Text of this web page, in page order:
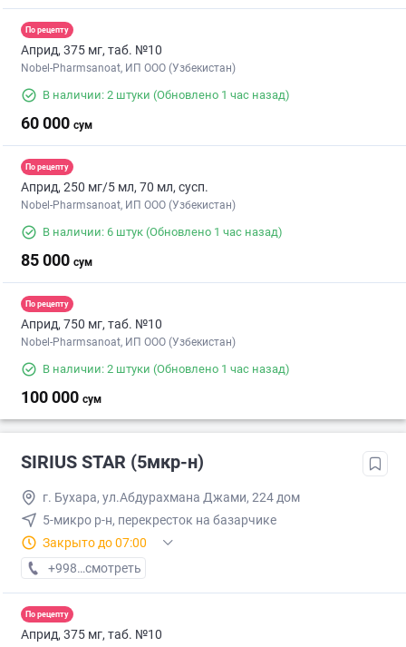
По рецепту
Априд, 375 мг, таб. №10
Nobel-Pharmsanoat, ИП ООО (Узбекистан)
В наличии: 2 штуки (Обновлено 1 час назад)
60 000 сум
По рецепту
Априд, 250 мг/5 мл, 70 мл, сусп.
Nobel-Pharmsanoat, ИП ООО (Узбекистан)
В наличии: 6 штук (Обновлено 1 час назад)
85 000 сум
По рецепту
Априд, 750 мг, таб. №10
Nobel-Pharmsanoat, ИП ООО (Узбекистан)
В наличии: 2 штуки (Обновлено 1 час назад)
100 000 сум
SIRIUS STAR (5мкр-н)
г. Бухара, ул.Абдурахмана Джами, 224 дом
5-микро р-н, перекресток на базарчике
Закрыто до 07:00
+998 (99) XXX-XX-XX
смотреть
По рецепту
Априд, 375 мг, таб. №10